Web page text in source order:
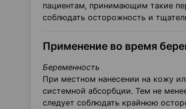
пациентам, принимающим такие
соблюдать осторожность и
Применение во время
Беременность
При местном нанесении на кожу
системной абсорбции. Тем не
следует соблюдать крайнюю